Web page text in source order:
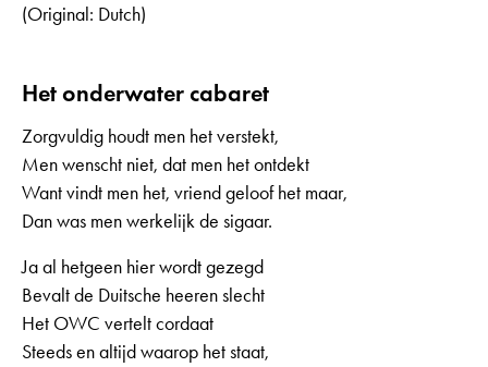
(Original: Dutch)
Het onderwater cabaret
Zorgvuldig houdt men het verstekt,
Men wenscht niet, dat men het ontdekt
Want vindt men het, vriend geloof het maar,
Dan was men werkelijk de sigaar.
Ja al hetgeen hier wordt gezegd
Bevalt de Duitsche heeren slecht
Het OWC vertelt cordaat
Steeds en altijd waarop het staat,